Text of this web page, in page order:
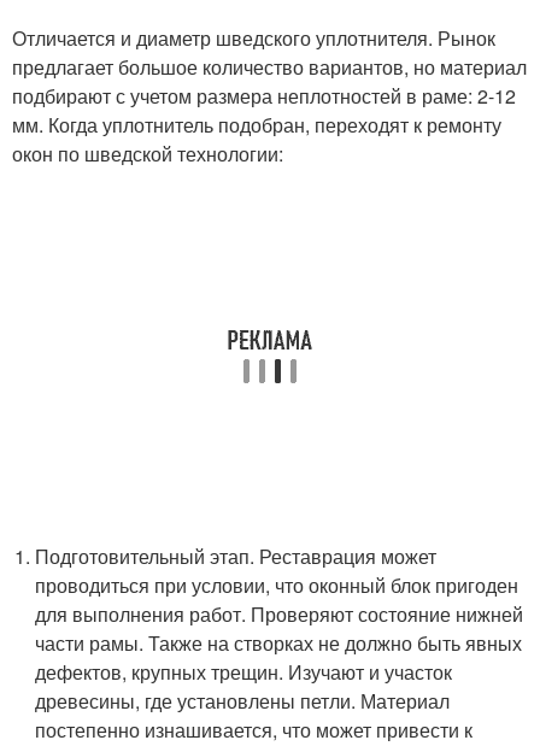
Отличается и диаметр шведского уплотнителя. Рынок
предлагает большое количество вариантов, но материал
подбирают с учетом размера неплотностей в раме: 2-12
мм. Когда уплотнитель подобран, переходят к ремонту
окон по шведской технологии:
Подготовительный этап. Реставрация может
проводиться при условии, что оконный блок пригоден
для выполнения работ. Проверяют состояние нижней
части рамы. Также на створках не должно быть явных
дефектов, крупных трещин. Изучают и участок
древесины, где установлены петли. Материал
постепенно изнашивается, что может привести к